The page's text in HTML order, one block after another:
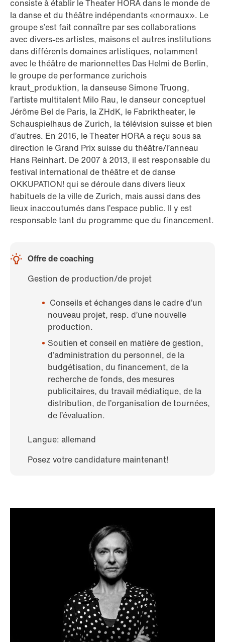
consiste à établir le Theater HORA dans le monde de
la danse et du théâtre indépendants «normaux». Le
groupe s’est fait connaître par ses collaborations
avec divers-es artistes, maisons et autres institutions
dans différents domaines artistiques, notamment
avec le théâtre de marionnettes Das Helmi de Berlin,
le groupe de performance zurichois
kraut_produktion, la danseuse Simone Truong,
l’artiste multitalent Milo Rau, le danseur conceptuel
Jérôme Bel de Paris, la ZHdK, le Fabriktheater, le
Schauspielhaus de Zurich, la télévision suisse et bien
d’autres. En 2016, le Theater HORA a reçu sous sa
direction le Grand Prix suisse du théâtre/l’anneau
Hans Reinhart. De 2007 à 2013, il est responsable du
festival international de théâtre et de danse
OKKUPATION! qui se déroule dans divers lieux
habituels de la ville de Zurich, mais aussi dans des
lieux inaccoutumés dans l’espace public. Il y est
responsable tant du programme que du financement.
Offre de coaching
Gestion de production/de projet
Conseils et échanges dans le cadre d’un
nouveau projet, resp. d’une nouvelle
production.
Soutien et conseil en matière de gestion,
d’administration du personnel, de la
budgétisation, du financement, de la
recherche de fonds, des mesures
publicitaires, du travail médiatique, de la
distribution, de l’organisation de tournées,
de l’évaluation.
Langue: allemand
Posez votre candidature maintenant!